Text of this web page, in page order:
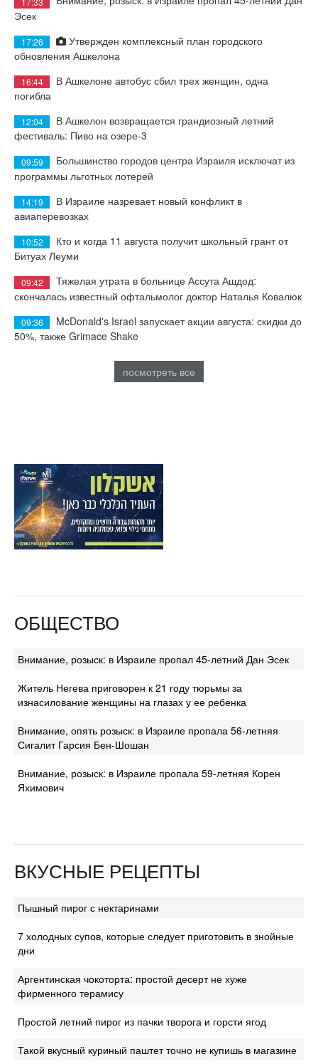
Эсек
17:26
Утвержден комплексный план городского
обновления Ашкелона
16:44
В Ашкелоне автобус сбил трех женщин, одна
погибла
12:04
В Ашкелон возвращается грандиозный летний
фестиваль: Пиво на озере-3
09:59
Большинство городов центра Израиля исключат из
программы льготных лотерей
14:19
В Израиле назревает новый конфликт в
авиаперевозках
10:52
Кто и когда 11 августа получит школьный грант от
Битуах Леуми
09:42
Тяжелая утрата в больнице Ассута Ашдод:
скончалась известный офтальмолог доктор Наталья Ковалюк
09:36
McDonald's Israel запускает акции августа: скидки до
50%, также Grimace Shake
посмотреть все
ОБЩЕСТВО
Внимание, розыск: в Израиле пропал 45-летний Дан Эсек
Житель Негева приговорен к 21 году тюрьмы за
изнасилование женщины на глазах у ее ребенка
Внимание, опять розыск: в Израиле пропала 56-летняя
Сигалит Гарсия Бен-Шошан
Внимание, розыск: в Израиле пропала 59-летняя Корен
Яхимович
ВКУСНЫЕ РЕЦЕПТЫ
Пышный пирог с нектаринами
7 холодных супов, которые следует приготовить в знойные
дни
Аргентинская чокоторта: простой десерт не хуже
фирменного терамису
Простой летний пирог из пачки творога и горсти ягод
Такой вкусный куриный паштет точно не купишь в магазине